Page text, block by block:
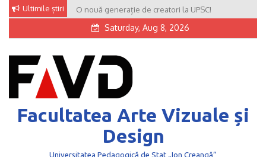
Skip
content
Ultimile știri O nouă generație de creatori la UPSC!
Saturday, Aug 8, 2026
Facultatea Arte Vizuale și
Design
Universitatea Pedagogică de Stat „Ion Creangă”